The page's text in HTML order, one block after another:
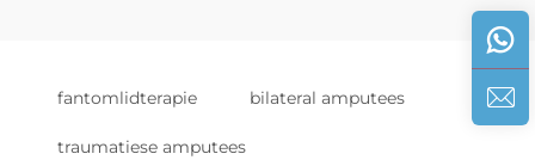
fantomlidterapie bilateral amputees
traumatiese amputees